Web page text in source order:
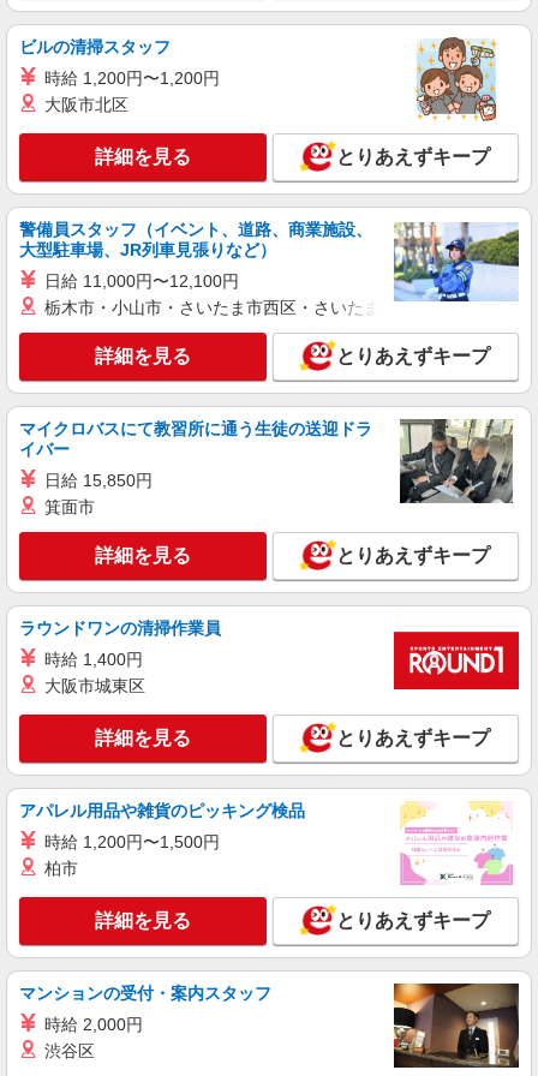
キープ 詳細を見る
派遣社員
株式会社トラストグロース 新宿本社 第3営業部
介護付き有料老人ホームでの介護士
時給：初任者研修1200円〜 /実務者研修1250
円〜 /介護福祉士1300円〜 ※就業条件・経験等に
群馬県前橋市
キープ 詳細を見る
アルバイト パート 派遣社員 紹介予定派遣
日研トータルソーシング株式会社 メディカルケア事業部/高崎オフィ
ス
介護スタッフ／資格あり or 経験者
時給1,330円〜1,400円 ◆無資格・経験者：時
給1,330円〜 ◆初任者研修・未経験：時給1,330
円〜 ◆初任者研修・経験者：時給1,350円〜 ◆介
り）
群馬県前橋市 【最寄駅】粕川駅 ★勤務地は
お好きな勤務地をお選び下さい！！
キープ 詳細を見る
株式会社kotrio /●TK-H-1578963
▼江木駅/病院でベッドメイキングや患者さん
時給1500円〜2125円 ＜日払い有/週払い有/交
通費全支給(ガソリン代含む)＞
前橋市 ＜最寄り：江木駅＞
詳細を見る
派遣社員
株式会社kotrio /●TK-H-1849848
<中央前橋駅>きれいな病院で看護師さん補助
や清掃など♪日払い可
時給1500円〜2125円 ＜日払い有/週払い有/交
ビルの清掃スタッフ
時給 1,200円〜1,200円
大阪市北区
詳細を見る とりあえずキープ
警備員スタッフ（イベント、道路、商業施設、
大型駐車場、JR列車見張りなど）
日給 11,000円〜12,100円
栃木市・小山市・さいたま市西区・さいたま市岩槻区・久喜市・
詳細を見る とりあえずキープ
マイクロバスにて教習所に通う生徒の送迎ドラ
イバー
日給 15,850円
箕面市
詳細を見る とりあえずキープ
ラウンドワンの清掃作業員
時給 1,400円
大阪市城東区
詳細を見る とりあえずキープ
アパレル用品や雑貨のピッキング検品
時給 1,200円〜1,500円
柏市
詳細を見る とりあえずキープ
マンションの受付・案内スタッフ
時給 2,000円
渋谷区